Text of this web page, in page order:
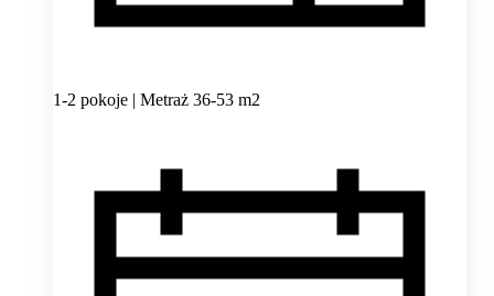
1-2 pokoje | Metraż 36-53 m2